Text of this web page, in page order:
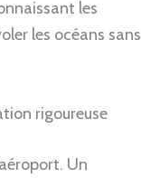
les
les océans sans
rigoureuse
Un